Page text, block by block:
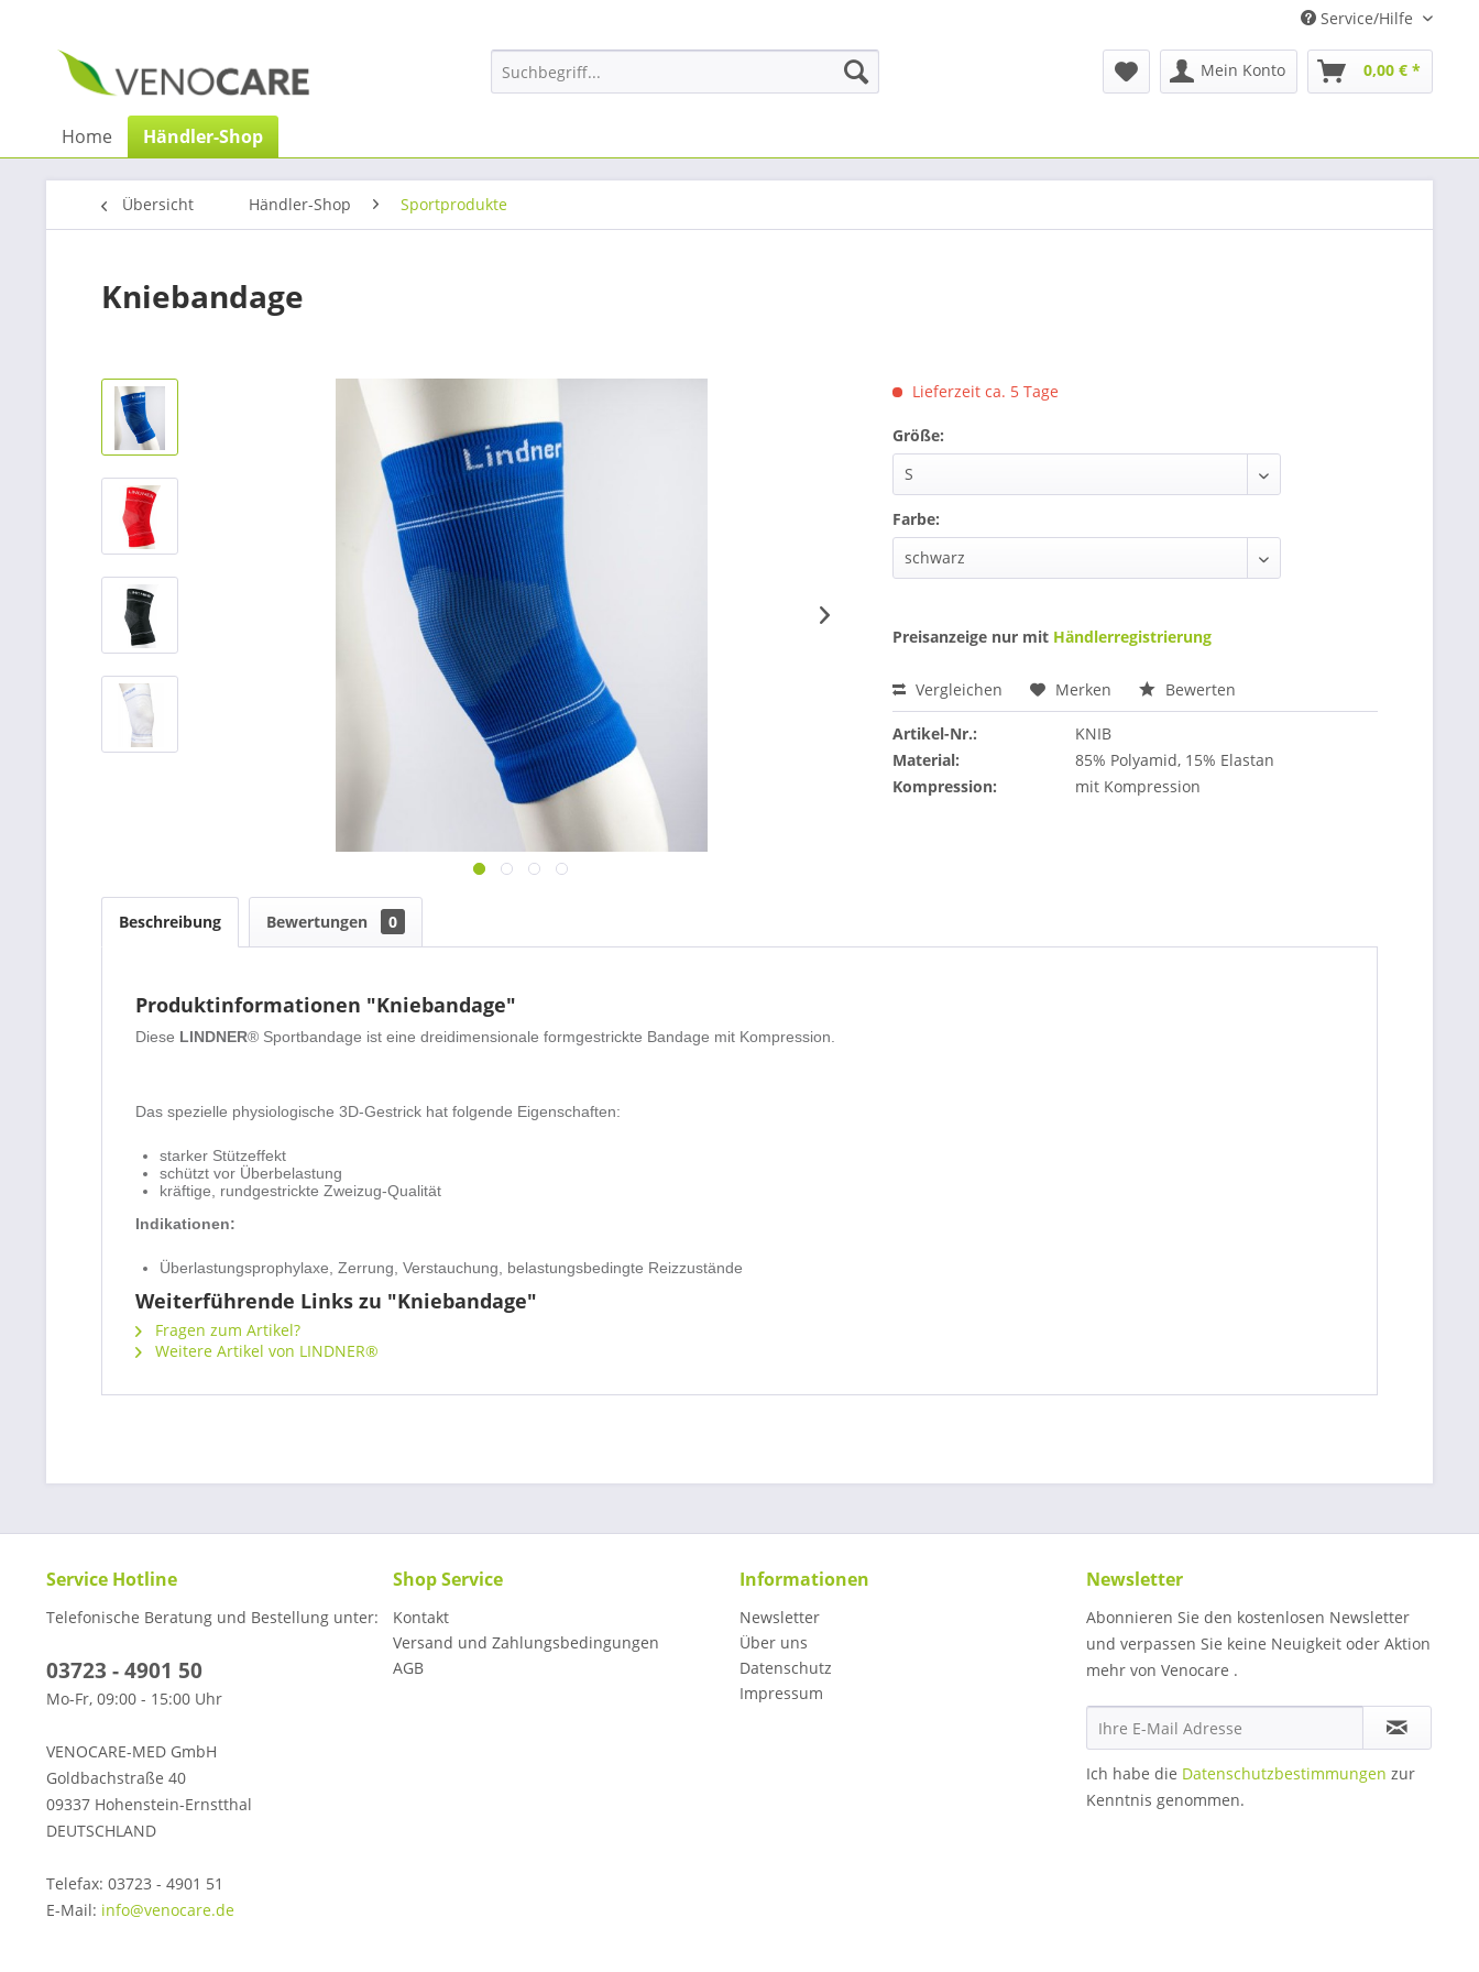
Service/Hilfe
Mein Konto 0,00 € *
Home Händler-Shop
Übersicht Händler-Shop Sportprodukte
Kniebandage
Lieferzeit ca. 5 Tage
Größe:
Farbe:
Preisanzeige nur mit Händlerregistrierung
Vergleichen Merken Bewerten
Artikel-Nr.:
KNIB
Material:
85% Polyamid, 15% Elastan
Kompression:
mit Kompression
Beschreibung Bewertungen 0
Produktinformationen "Kniebandage"
Diese LINDNER® Sportbandage ist eine dreidimensionale formgestrickte Bandage mit Kompression.
Das spezielle physiologische 3D-Gestrick hat folgende Eigenschaften:
starker Stützeffekt
schützt vor Überbelastung
kräftige, rundgestrickte Zweizug-Qualität
Indikationen:
Überlastungsprophylaxe, Zerrung, Verstauchung, belastungsbedingte Reizzustände
Weiterführende Links zu "Kniebandage"
Fragen zum Artikel?
Weitere Artikel von LINDNER®
Service Hotline
Telefonische Beratung und Bestellung unter:
03723 - 4901 50
Mo-Fr, 09:00 - 15:00 Uhr
VENOCARE-MED GmbH
Goldbachstraße 40
09337 Hohenstein-Ernstthal
DEUTSCHLAND
Telefax: 03723 - 4901 51
E-Mail: info@venocare.de
Shop Service
Kontakt
Versand und Zahlungsbedingungen
AGB
Informationen
Newsletter
Über uns
Datenschutz
Impressum
Newsletter
Abonnieren Sie den kostenlosen Newsletter
und verpassen Sie keine Neuigkeit oder Aktion
mehr von Venocare .
Ich habe die Datenschutzbestimmungen zur
Kenntnis genommen.